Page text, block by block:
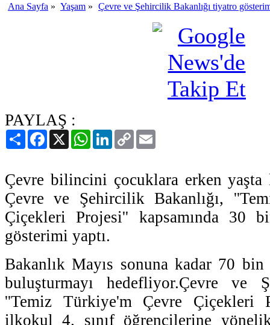
Ana Sayfa » Yaşam » Çevre ve Şehircilik Bakanlığı tiyatro
PAYLAŞ :
PaylaşFacebook
X WhatsAppLinkedIn
Copy
Link
Çevre bilincini çocuklara erken yaşta
Çevre ve Şehircilik Bakanlığı,
Çiçekleri Projesi'' kapsamında 30
gösterimi yaptı.
Bakanlık Mayıs sonuna kadar 70
buluşturmayı hedefliyor.Çevre ve
''Temiz Türkiye'm Çevre Çiçekleri
ilkokul 4. sınıf öğrencilerine